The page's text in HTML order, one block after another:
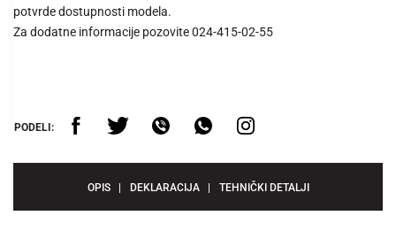
potvrde dostupnosti modela.
Za dodatne informacije pozovite 024-415-02-55
PODELI:
OPIS DEKLARACIJA TEHNIČKI DETALJI